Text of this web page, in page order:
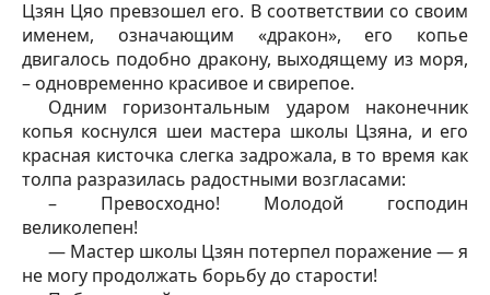
Цзян Цяо превзошел его. В соответствии со своим
именем, означающим «дракон», его копье
двигалось подобно дракону, выходящему из моря,
– одновременно красивое и свирепое.
Одним горизонтальным ударом наконечник
копья коснулся шеи мастера школы Цзяна, и его
красная кисточка слегка задрожала, в то время как
толпа разразилась радостными возгласами:
– Превосходно! Молодой господин
великолепен!
— Мастер школы Цзян потерпел поражение — я
не могу продолжать борьбу до старости!